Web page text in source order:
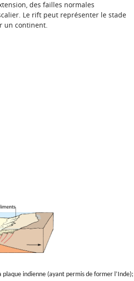
des failles normales
Le rift peut représenter le stade
un continent.
indienne (ayant permis de former l’Inde);